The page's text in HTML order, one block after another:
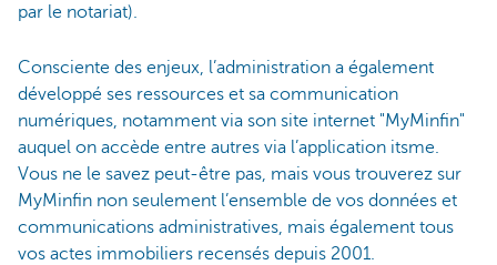
par le notariat).
Consciente des enjeux, l’administration a également
développé ses ressources et sa communication
numériques, notamment via son site internet "MyMinfin"
auquel on accède entre autres via l’application itsme.
Vous ne le savez peut-être pas, mais vous trouverez sur
MyMinfin non seulement l’ensemble de vos données et
communications administratives, mais également tous
vos actes immobiliers recensés depuis 2001.